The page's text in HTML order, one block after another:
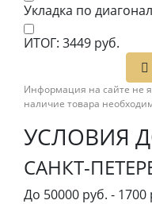
Укладка по
ИТОГ: 3449 руб.
Информация на сайте не
наличие товара
УСЛОВИЯ
САНКТ-
До 50000 руб. - 1700